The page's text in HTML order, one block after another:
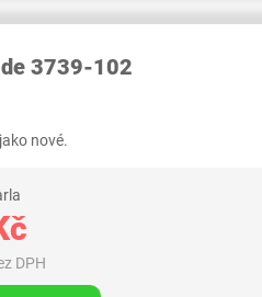
3739-102
nové.
DPH